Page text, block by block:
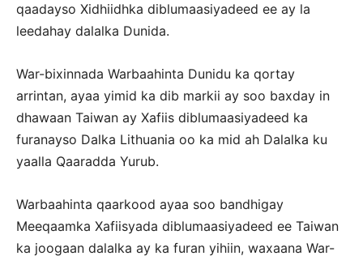
qaadayso Xidhiidhka diblumaasiyadeed ee ay la
leedahay dalalka Dunida.
War-bixinnada Warbaahinta Dunidu ka qortay
arrintan, ayaa yimid ka dib markii ay soo baxday in
dhawaan Taiwan ay Xafiis diblumaasiyadeed ka
furanayso Dalka Lithuania oo ka mid ah Dalalka ku
yaalla Qaaradda Yurub.
Warbaahinta qaarkood ayaa soo bandhigay
Meeqaamka Xafiisyada diblumaasiyadeed ee Taiwan
ka joogaan dalalka ay ka furan yihiin, waxaana War-